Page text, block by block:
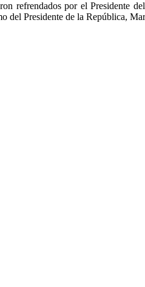
refrendados por el Presidente
del Presidente de la República,